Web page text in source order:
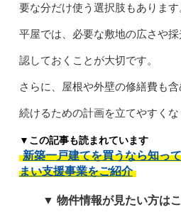
要な分だけ使う選択肢もあります
平屋では、必要な敷地の広さや
認しておくことが大切です。
さらに、屋根や外壁の修繕費も
続けるための計画を立てやすくな
▼この記事も読まれています
新築一戸建てを買うなら知っ
まい支援事業をご紹介
▼ 物件情報が見たい方は